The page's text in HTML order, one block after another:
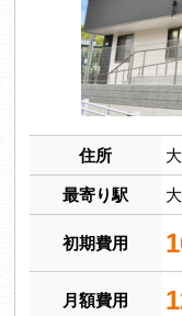
住所
最寄り駅
初期費用
月額費用